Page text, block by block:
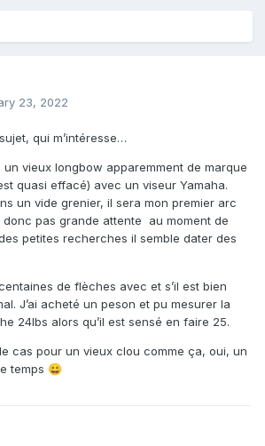
23, 2022
qui m’intéresse…
un vieux longbow apparemment de marque
quasi effacé) avec un viseur Yamaha.
un vide grenier, il sera mon premier arc
donc pas grande attente au moment de
petites recherches il semble dater des
de flèches avec et s’il est bien
J’ai acheté un peson et pu mesurer la
24lbs alors qu’il est sensé en faire 25.
cas pour un vieux clou comme ça, oui, un
temps 😀